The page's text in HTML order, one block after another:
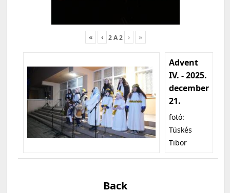
« ‹ 2A2 › »
Advent
IV. - 2025.
december
21.
fotó:
Tüskés
Tibor
Back